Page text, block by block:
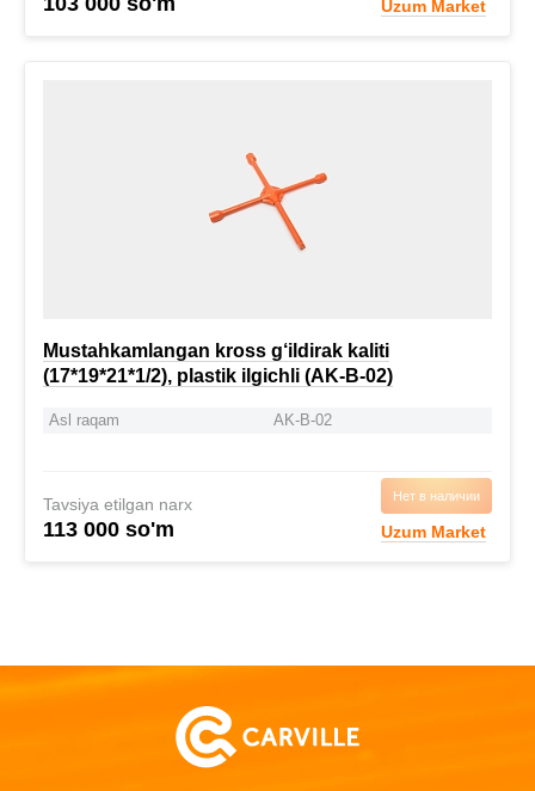
Uzum Market
Mustahkamlangan kross g‘ildirak kaliti
(17*19*21*1/2), plastik ilgichli (AK-B-02)
Asl raqam AK-B-02
Tavsiya etilgan narx
113 000 so'm
Нет в наличии
Uzum Market